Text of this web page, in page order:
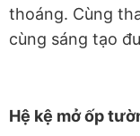
thoáng. Cùng
cùng sáng tạo
Hệ kệ mở ốp